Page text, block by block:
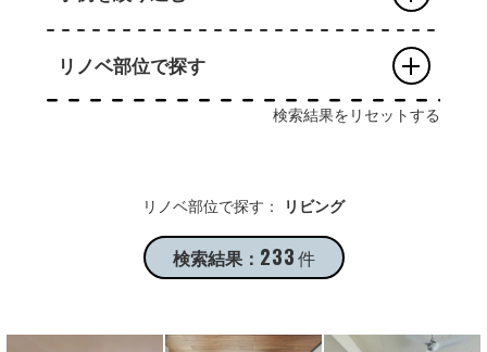
リノベ部位で探す
検索結果をリセットする
リノベ部位で探す： リビング
検索結果： 233件